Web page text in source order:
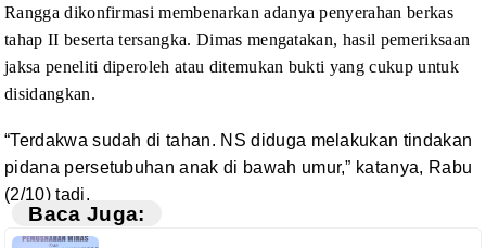
Rangga dikonfirmasi membenarkan adanya penyerahan berkas
tahap II beserta tersangka. Dimas mengatakan, hasil pemeriksaan
jaksa peneliti diperoleh atau ditemukan bukti yang cukup untuk
disidangkan.
“Terdakwa sudah di tahan. NS diduga melakukan tindakan
pidana persetubuhan anak di bawah umur,” katanya, Rabu
(2/10) tadi.
Baca Juga: